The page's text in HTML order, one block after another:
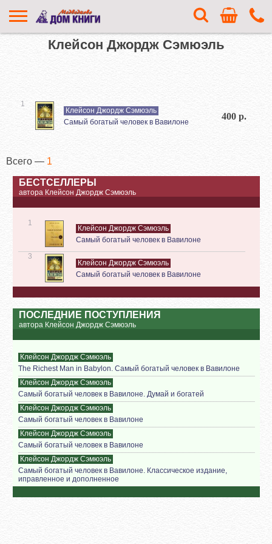
Клейсон Джордж Сэмюэль
1
Клейсон Джордж Сэмюэль
Самый богатый человек в Вавилоне
400 р.
Всего — 1
БЕСТСЕЛЛЕРЫ
автора Клейсон Джордж Сэмюэль
1
Клейсон Джордж Сэмюэль
Самый богатый человек в Вавилоне
3
Клейсон Джордж Сэмюэль
Самый богатый человек в Вавилоне
ПОСЛЕДНИЕ ПОСТУПЛЕНИЯ
автора Клейсон Джордж Сэмюэль
Клейсон Джордж Сэмюэль
The Richest Man in Babylon. Самый богатый человек в Вавилоне
Клейсон Джордж Сэмюэль
Самый богатый человек в Вавилоне. Думай и богатей
Клейсон Джордж Сэмюэль
Самый богатый человек в Вавилоне
Клейсон Джордж Сэмюэль
Самый богатый человек в Вавилоне
Клейсон Джордж Сэмюэль
Самый богатый человек в Вавилоне. Классическое издание,
иправленное и дополненное